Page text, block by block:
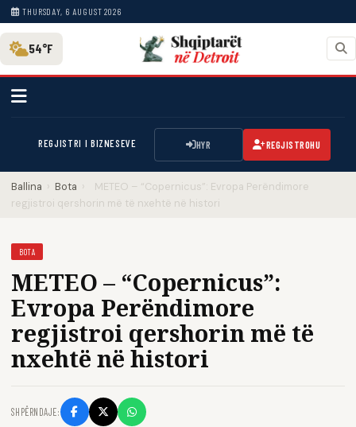
THURSDAY, 6 AUGUST 2026
54°F
REGJISTRI I BIZNESEVE HYR REGJISTROHU
Ballina › Bota ›
METEO – “Copernicus”: Evropa Perëndimore
regjistroi qershorin më të nxehtë në histori
BOTA
METEO – “Copernicus”:
Evropa Perëndimore
regjistroi qershorin më të
nxehtë në histori
SHPËRNDAJE: